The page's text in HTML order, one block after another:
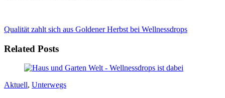
Qualität zahlt sich aus Goldener Herbst bei Wellnessdrops
Related Posts
Aktuell, Unterwegs